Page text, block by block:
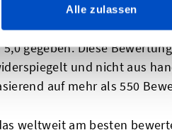
Alle zulassen
Kunden mehr als 151.000
gegeben. Diese
und nicht aus
auf mehr als 550
weltweit am besten